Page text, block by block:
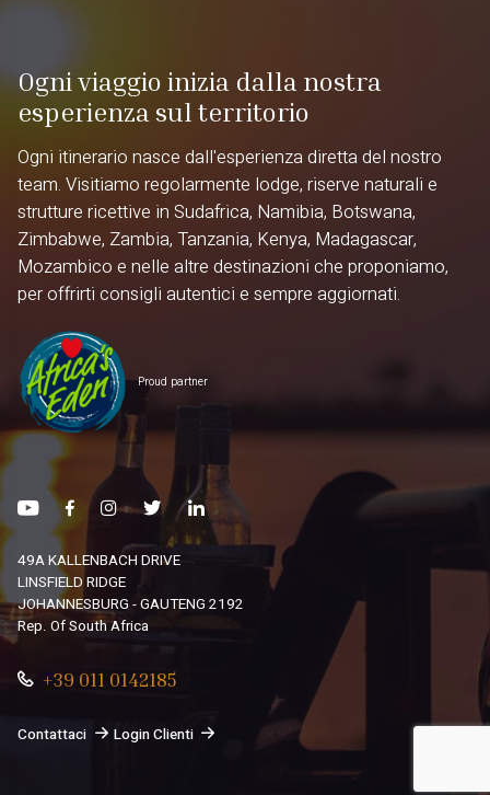
Ogni viaggio inizia dalla nostra
esperienza sul territorio
Ogni itinerario nasce dall'esperienza diretta del nostro
team. Visitiamo regolarmente lodge, riserve naturali e
strutture ricettive in Sudafrica, Namibia, Botswana,
Zimbabwe, Zambia, Tanzania, Kenya, Madagascar,
Mozambico e nelle altre destinazioni che proponiamo,
per offrirti consigli autentici e sempre aggiornati.
Proud partner
49A KALLENBACH DRIVE
LINSFIELD RIDGE
JOHANNESBURG - GAUTENG 2192
Rep. Of South Africa
+39 011 0142185
Contattaci Login Clienti